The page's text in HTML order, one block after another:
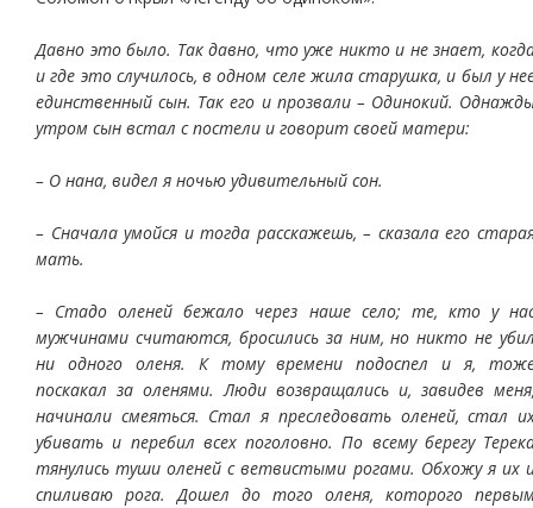
Давно это было. Так давно, что уже никто и не знает,
и где это случилось, в одном селе жила старушка, и был у
единственный сын. Так его и прозвали – Одинокий.
утром сын встал с постели и говорит своей матери:
– О нана, видел я ночью удивительный сон.
– Сначала умойся и тогда расскажешь, – сказала его
мать.
– Стадо оленей бежало через наше село; те, кто у
мужчинами считаются, бросились за ним, но никто не
ни одного оленя. К тому времени подоспел и я,
поскакал за оленями. Люди возвращались и, завидев
начинали смеяться. Стал я преследовать оленей, стал
убивать и перебил всех поголовно. По всему берегу
тянулись туши оленей с ветвистыми рогами. Обхожу я их
спиливаю рога. Дошел до того оленя, которого